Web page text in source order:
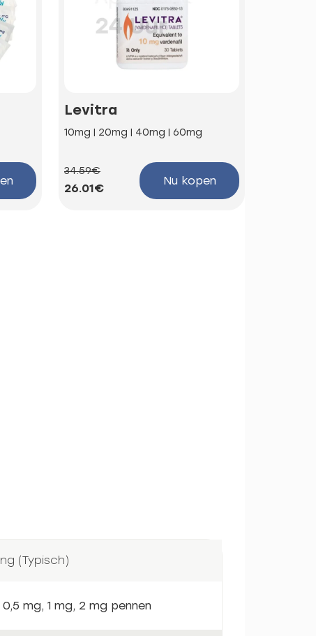
Levitra
10mg | 20mg | 40mg | 60mg
34.59€
26.01€
Nu kopen
(Typisch)
mg, 1 mg, 2 mg pennen